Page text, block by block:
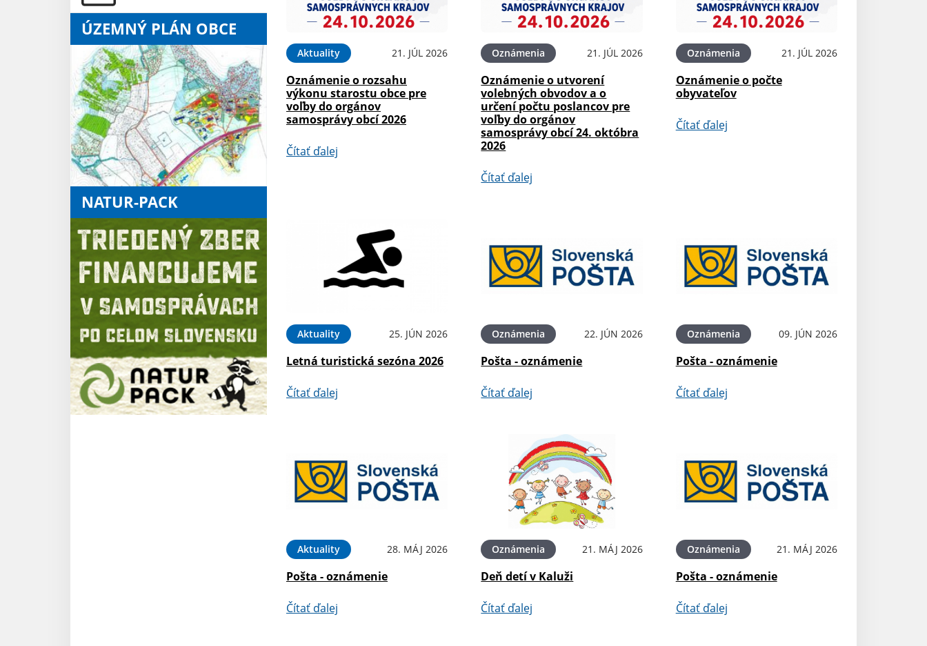
ÚZEMNÝ PLÁN OBCE
NATUR-PACK
Aktuality 21. JÚL 2026
Oznámenie o rozsahu
výkonu starostu obce pre
voľby do orgánov
samosprávy obcí 2026
Čítať ďalej
Oznámenia 21. JÚL 2026
Oznámenie o utvorení
volebných obvodov a o
určení počtu poslancov pre
voľby do orgánov
samosprávy obcí 24. októbra
2026
Čítať ďalej
Oznámenia 21. JÚL 2026
Oznámenie o počte
obyvateľov
Čítať ďalej
Aktuality 25. JÚN 2026
Letná turistická sezóna 2026
Čítať ďalej
Oznámenia 22. JÚN 2026
Pošta - oznámenie
Čítať ďalej
Oznámenia 09. JÚN 2026
Pošta - oznámenie
Čítať ďalej
Aktuality 28. MÁJ 2026
Pošta - oznámenie
Čítať ďalej
Oznámenia 21. MÁJ 2026
Deň detí v Kaluži
Čítať ďalej
Oznámenia 21. MÁJ 2026
Pošta - oznámenie
Čítať ďalej